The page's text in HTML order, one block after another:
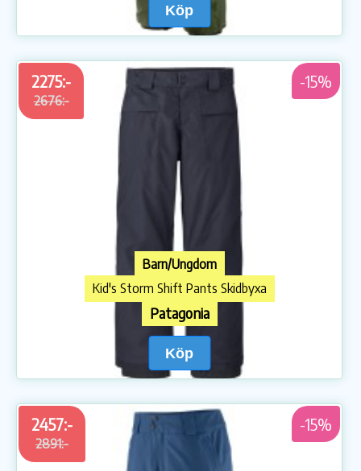
Köp
2275:-
2676:-
-15%
Barn/Ungdom
Kid's Storm Shift Pants Skidbyxa
Patagonia
Köp
2457:-
2891:-
-15%